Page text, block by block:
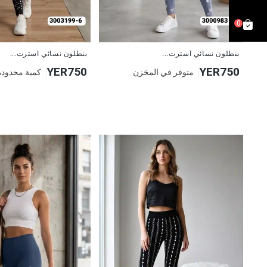
0
بنطلون نسائي استرت...
YER750 متوفر في المخزن
بنطلون نسائي استرت...
YER750 كمية